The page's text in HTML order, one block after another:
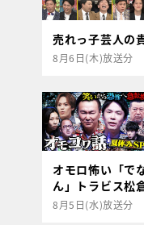
売れっ子芸人の
8月6日(木)放送分
オモロ怖い「で
ん」トラビス松
8月5日(水)放送分